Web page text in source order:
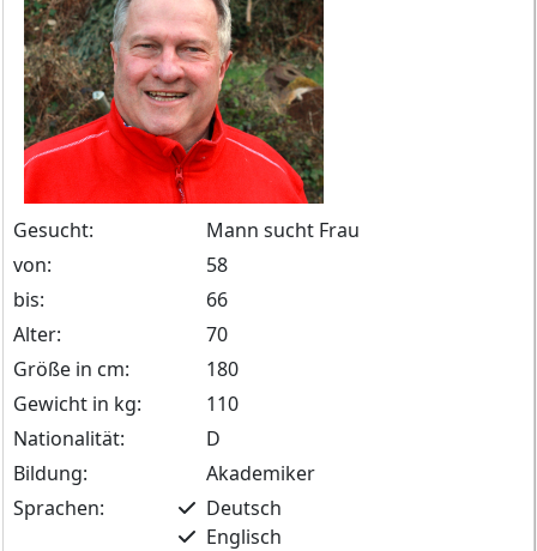
Gesucht:
Mann sucht Frau
von:
58
bis:
66
Alter:
70
Größe in cm:
180
Gewicht in kg:
110
Nationalität:
D
Bildung:
Akademiker
Sprachen:
Deutsch
Englisch